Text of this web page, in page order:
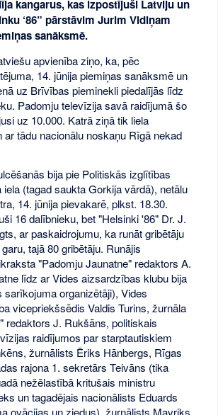
kangarus, kas izpostījuši Latviju un
‘86” pārstāvim Jurim Vidiņam
sanāksmē.
apvienība ziņo, ka, pēc
14. jūnija piemiņas sanāksmē un
uz Brīvības pieminekli piedalījās līdz
Padomju televīzija savā raidījumā šo
uz 10.000. Katrā ziņā tik liela
ar tādu nacionālu noskaņu Rīgā nekad
bija pie Politiskās izglītības
iela (tagad saukta Gorkija vārdā), netālu
14. jūnija pievakarē, plkst. 18.30.
16 dalībnieku, bet "Helsinki '86" Dr. J.
ar paskaidrojumu, ka runāt gribētāju
tajā 80 gribētāju. Runājis
"Padomju Jaunatne" redaktors A.
līdz ar Vides aizsardzības klubu bija
sarīkojuma organizētāji), Vides
vicepriekšsēdis Valdis Turins, žurnāla
redaktors J. Rukšāns, politiskais
raidījumos par starptautiskiem
žurnālists Ēriks Hānbergs, Rīgas
rajona 1. sekretārs Teivāns (tika
nežēlastībā kritušais ministru
un tagadējais nacionālists Eduards
ovācijas un ziedus), žurnālists Mavriks